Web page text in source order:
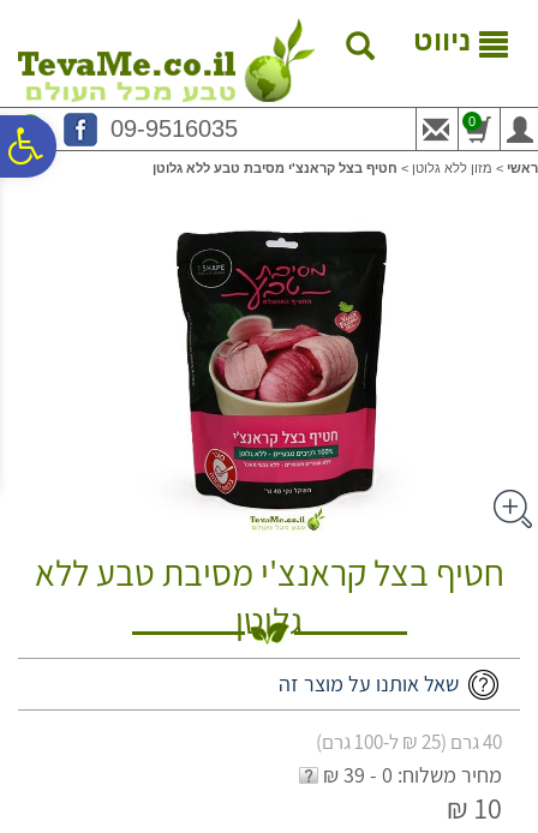
נגישות
המרכזי
ניווט
09-9516035 0
ראשי > מזון ללא גלוטן > חטיף בצל קראנצ'י מסיבת טבע ללא גלוטן
חטיף בצל קראנצ'י מסיבת טבע ללא
גלוטן
שאל אותנו על מוצר זה
40 גרם (25 ₪ ל-100 גרם)
מחיר משלוח: 0 - 39 ₪
10 ₪